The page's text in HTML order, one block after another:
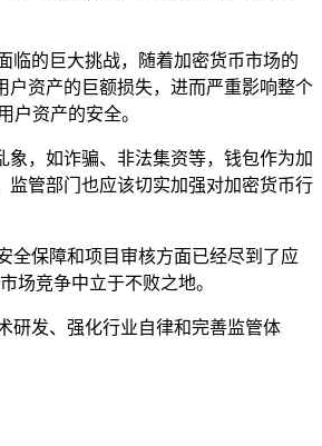
临的巨大挑战，随着加密货币市场的
资产的巨额损失，进而严重影响整个
户资产的安全。
，如诈骗、非法集资等，钱包作为加
监管部门也应该切实加强对加密货币行
全保障和项目审核方面已经尽到了应
场竞争中立于不败之地。
研发、强化行业自律和完善监管体